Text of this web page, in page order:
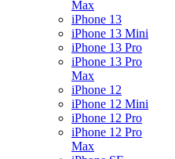
Max
iPhone 13
iPhone 13 Mini
iPhone 13 Pro
iPhone 13 Pro
Max
iPhone 12
iPhone 12 Mini
iPhone 12 Pro
iPhone 12 Pro
Max